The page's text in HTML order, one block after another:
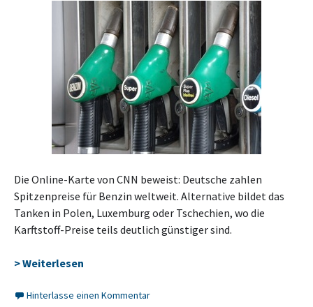
Die Online-Karte von CNN beweist: Deutsche zahlen
Spitzenpreise für Benzin weltweit. Alternative bildet das
Tanken in Polen, Luxemburg oder Tschechien, wo die
Karftstoff-Preise teils deutlich günstiger sind.
> Weiterlesen
Hinterlasse einen Kommentar